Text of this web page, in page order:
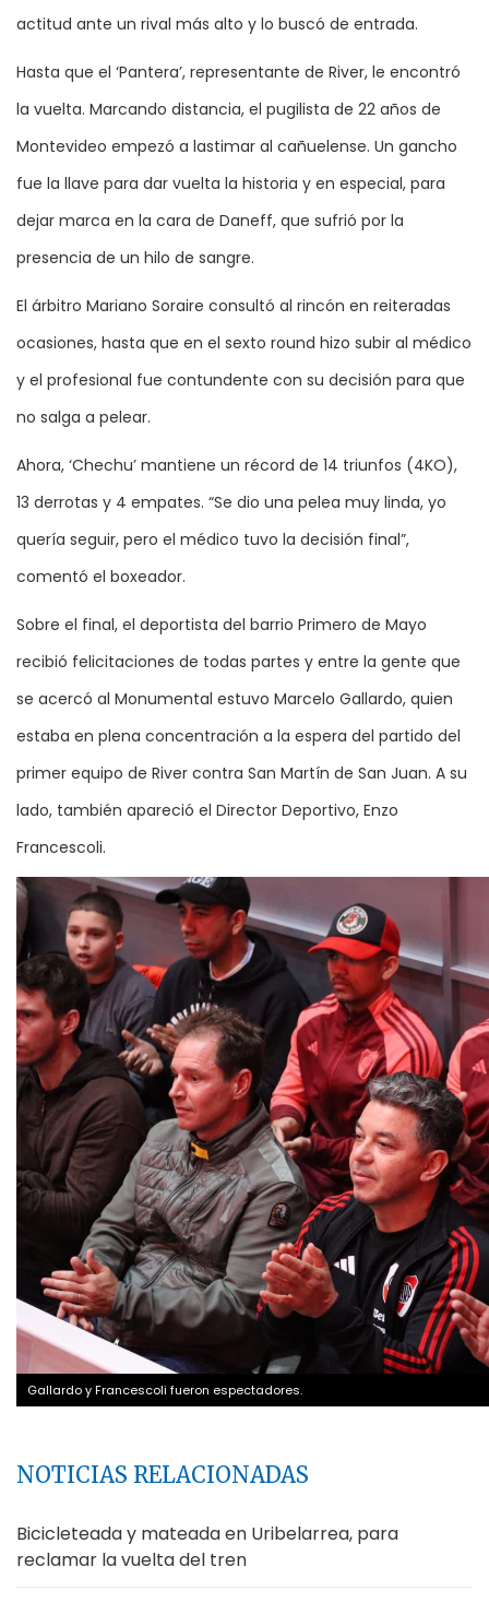
actitud ante un rival más alto y lo buscó de entrada.
Hasta que el ‘Pantera’, representante de River, le encontró
la vuelta. Marcando distancia, el pugilista de 22 años de
Montevideo empezó a lastimar al cañuelense. Un gancho
fue la llave para dar vuelta la historia y en especial, para
dejar marca en la cara de Daneff, que sufrió por la
presencia de un hilo de sangre.
El árbitro Mariano Soraire consultó al rincón en reiteradas
ocasiones, hasta que en el sexto round hizo subir al médico
y el profesional fue contundente con su decisión para que
no salga a pelear.
Ahora, ‘Chechu’ mantiene un récord de 14 triunfos (4KO),
13 derrotas y 4 empates. “Se dio una pelea muy linda, yo
quería seguir, pero el médico tuvo la decisión final”,
comentó el boxeador.
Sobre el final, el deportista del barrio Primero de Mayo
recibió felicitaciones de todas partes y entre la gente que
se acercó al Monumental estuvo Marcelo Gallardo, quien
estaba en plena concentración a la espera del partido del
primer equipo de River contra San Martín de San Juan. A su
lado, también apareció el Director Deportivo, Enzo
Francescoli.
Gallardo y Francescoli fueron espectadores.
NOTICIAS RELACIONADAS
Bicicleteada y mateada en Uribelarrea, para
reclamar la vuelta del tren